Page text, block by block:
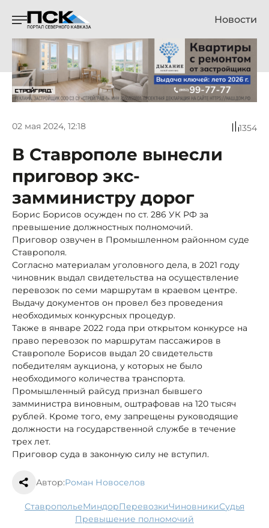
Новости
02 мая 2024, 12:18 1354
В Ставрополе вынесли
приговор экс-
замминистру дорог
Борис Борисов осужден по ст. 286 УК РФ за
превышение должностных полномочий.
Приговор озвучен в Промышленном районном суде
Ставрополя.
Согласно материалам уголовного дела, в 2021 году
чиновник выдал свидетельства на осуществление
перевозок по семи маршрутам в краевом центре.
Выдачу документов он провел без проведения
необходимых конкурсных процедур.
Также в январе 2022 года при открытом конкурсе на
право перевозок по маршрутам пассажиров в
Ставрополе Борисов выдал 20 свидетельств
победителям аукциона, у которых не было
необходимого количества транспорта.
Промышленный райсуд признал бывшего
замминистра виновным, оштрафовав на 120 тысяч
рублей. Кроме того, ему запрещены руководящие
должности на государственной службе в течение
трех лет.
Приговор суда в законную силу не вступил.
Автор:Роман Новоселов
Ставрополье Миндор перевозки чиновники
судья
превышение полномочий